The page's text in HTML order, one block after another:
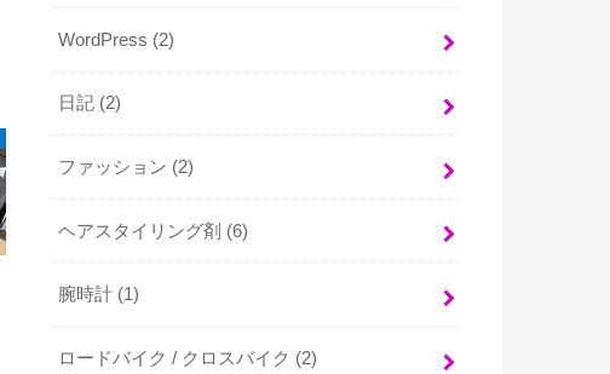
WordPress (2)
日記 (2)
ファッション (2)
ヘアスタイリング剤 (6)
腕時計 (1)
ロードバイク / クロスバイク (2)